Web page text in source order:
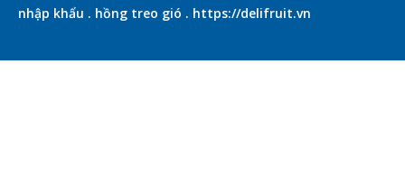
nhập khẩu . hồng treo gió . https://delifruit.vn